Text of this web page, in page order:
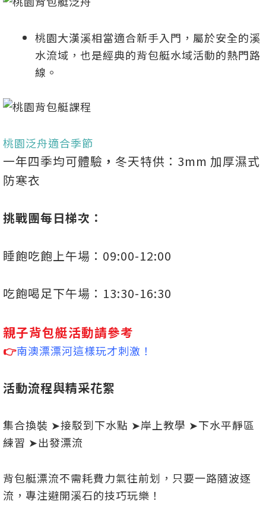
桃園大漢溪相當適合新手入門，屬於安全的溪
水流域，也是經典的背包艇水域活動的熱門路
線。
桃園泛舟適合季節
一年四季均可體驗 ， 冬天特供：3mm 加厚濕式
防寒衣
挑戰團每日梯次：
睡飽吃飽上午場：09:00-12:00
吃飽喝足下午場：13:30-16:30
親子背包艇活動請參考
👉️南澳漂漂河這樣玩才刺激！
活動流程與精采花絮
集合換裝 ➤接駁到下水點 ➤岸上教學 ➤下水平靜區
練習 ➤出發漂流
背包艇漂流不需耗費力氣往前划，只要一路隨波逐
流，專注避開溪石的技巧玩樂！